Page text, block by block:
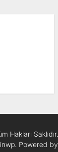
Hakları Saklıdır.
Powered by